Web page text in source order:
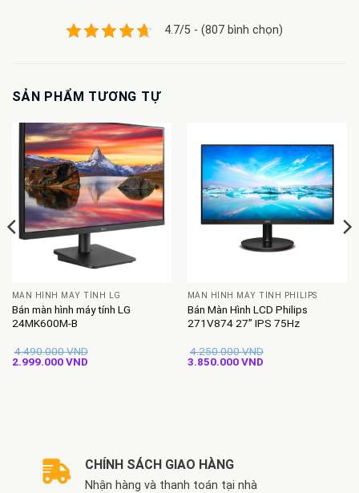
4.7/5 - (807 bình chọn)
SẢN PHẨM TƯƠNG TỰ
MÀN HÌNH MÁY TÍNH LG
Bán màn hình máy tính LG
24MK600M-B
4.490.000VND
Giá
2.999.000VNDGiá
MÀN HÌNH MÁY TÍNH PHILIPS
Bán Màn Hình LCD Philips
271V874 27” IPS 75Hz
4.250.000VND
Giá
3.850.000VNDGiá
CHÍNH SÁCH GIAO HÀNG
Nhận hàng và thanh toán tại nhà